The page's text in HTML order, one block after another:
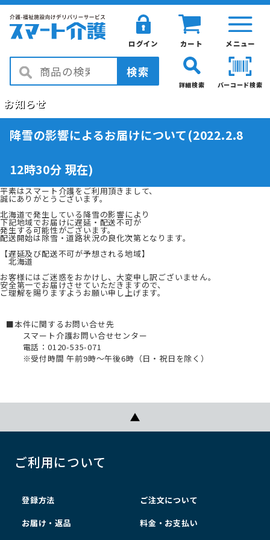
メニュー
カート
ログイン
検索
バーコード検索
詳細検索
お知らせ
降雪の影響によるお届けについて(2022.2.8
12時30分 現在)
平素はスマート介護をご利用頂きまして、
誠にありがとうございます。
北海道で発生している降雪の影響により
下記地域でお届けに遅延・配送不可が
発生する可能性がございます。
配送開始は除雪・道路状況の良化次第となります。
【遅延及び配送不可が予想される地域】
北海道
お客様にはご迷惑をおかけし、大変申し訳ございません。
安全第一でお届けさせていただきますので、
ご理解を賜りますようお願い申し上げます。
■本件に関するお問い合せ先
スマート介護お問い合せセンター
電話：0120-535-071
※受付時間 午前9時～午後6時（日・祝日を除く）
ご利用について
登録方法 ご注文について
お届け・返品 料金・お支払い